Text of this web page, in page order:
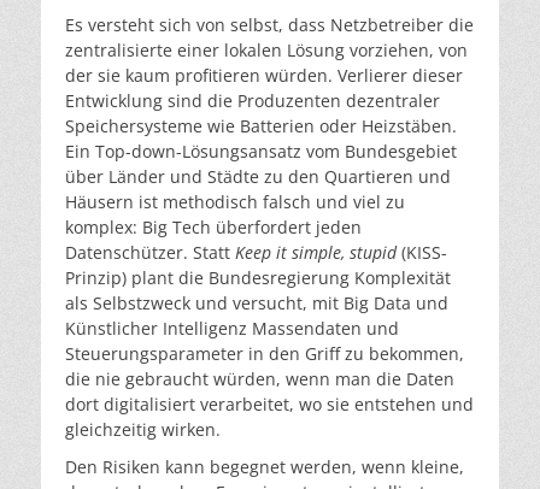
Es versteht sich von selbst, dass Netzbetreiber die
zentralisierte einer lokalen Lösung vorziehen, von
der sie kaum profitieren würden. Verlierer dieser
Entwicklung sind die Produzenten dezentraler
Speichersysteme wie Batterien oder Heizstäben.
Ein Top-down-Lösungsansatz vom Bundesgebiet
über Länder und Städte zu den Quartieren und
Häusern ist methodisch falsch und viel zu
komplex: Big Tech überfordert jeden
Datenschützer. Statt Keep it simple, stupid(KISS-
Prinzip) plant die Bundesregierung Komplexität
als Selbstzweck und versucht, mit Big Data und
Künstlicher Intelligenz Massendaten und
Steuerungsparameter in den Griff zu bekommen,
die nie gebraucht würden, wenn man die Daten
dort digitalisiert verarbeitet, wo sie entstehen und
gleichzeitig wirken.
Den Risiken kann begegnet werden, wenn kleine,